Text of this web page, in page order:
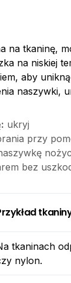
na tkaninę,
na niskiej
aby
naszywki,
ukryj
przy
bez
tkaninach
nylon.